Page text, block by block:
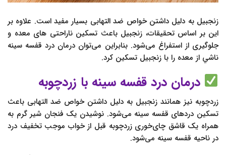
زنجبیل به دلیل داشتن خواص ضد التهابی بسیار مفید است. علاوه بر
این بر اساس تحقیقات، زنجبیل باعث تسکین ناراحتی های معده و
جلوگیری از استفراغ می‌شود. بنابراین می‌توان درمان درد قفسه سينه
ناشي از معده را با زنجبیل تسکین کرد.
درمان درد قفسه سینه با زردچوبه
زردچوبه نیز همانند زنجبیل به دلیل داشتن خواص ضد التهابی باعث
تسکین دردهای قفسه سینه می‌شود. نوشیدن یک فنجان شیر گرم به
همراه یک قاشق چای‌خوری زردچوبه قبل از خواب موجب تخفیف درد
در ناحیه قفسه سینه می‌شود.